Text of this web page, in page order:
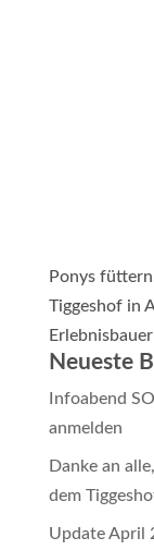
Ponys
Tiggeshof in
Neueste
Infoabend
anmelden
Danke an
dem
Update April